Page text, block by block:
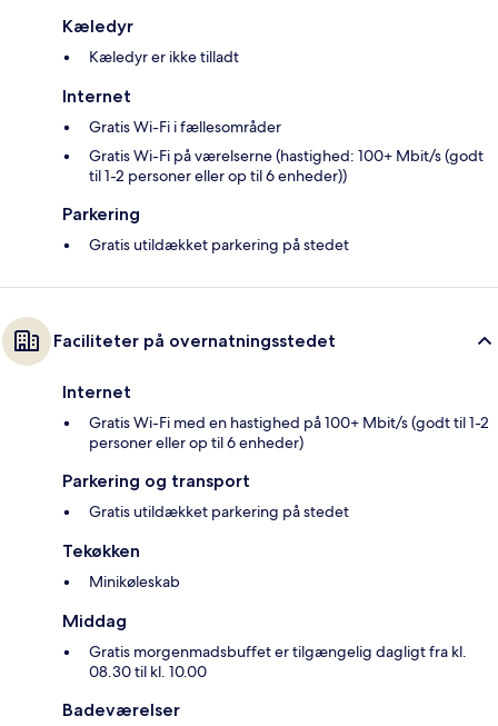
Kæledyr
Kæledyr er ikke tilladt
Internet
Gratis Wi-Fi i fællesområder
Gratis Wi-Fi på værelserne (hastighed: 100+ Mbit/s (godt
til 1-2 personer eller op til 6 enheder))
Parkering
Gratis utildækket parkering på stedet
Faciliteter på overnatningsstedet
Internet
Gratis Wi-Fi med en hastighed på 100+ Mbit/s (godt til 1-2
personer eller op til 6 enheder)
Parkering og transport
Gratis utildækket parkering på stedet
Tekøkken
Minikøleskab
Middag
Gratis morgenmadsbuffet er tilgængelig dagligt fra kl.
08.30 til kl. 10.00
Badeværelser